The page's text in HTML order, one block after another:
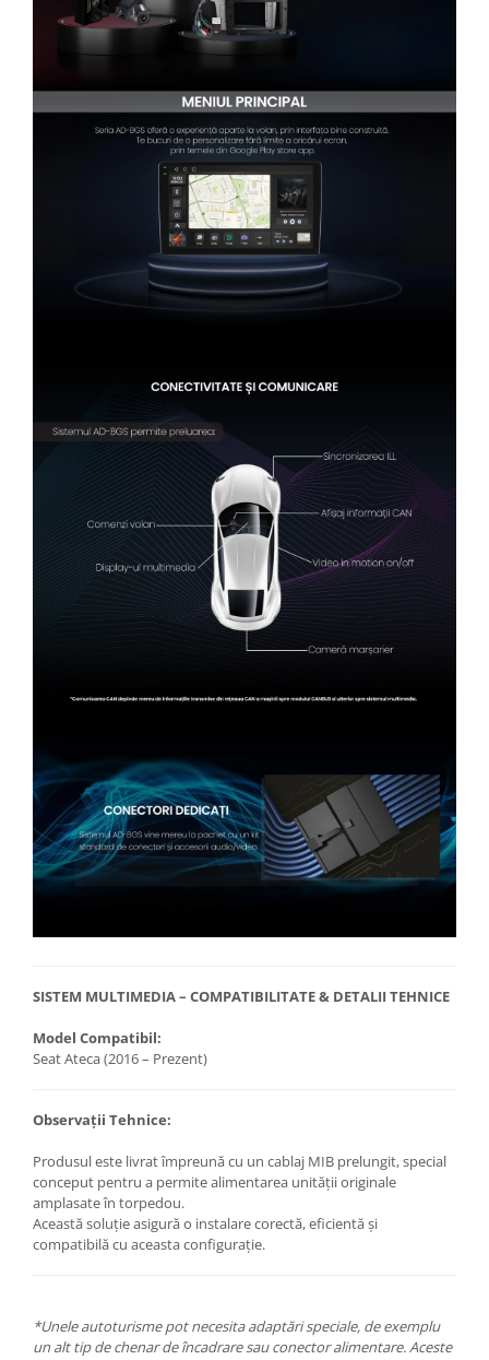
SISTEM MULTIMEDIA – COMPATIBILITATE & DETALII TEHNICE
Model Compatibil:
Seat Ateca (2016 – Prezent)
Observații Tehnice:
Produsul este livrat împreună cu un cablaj MIB prelungit, special
conceput pentru a permite alimentarea unității originale
amplasate în torpedou.
Această soluție asigură o instalare corectă, eficientă și
compatibilă cu aceasta configurație.
*Unele autoturisme pot necesita adaptări speciale, de exemplu
un alt tip de chenar de încadrare sau conector alimentare. Aceste